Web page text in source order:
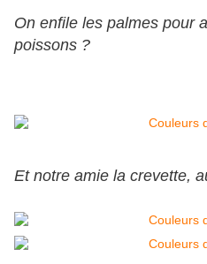
On enfile les palmes pour
poissons ?
Et notre amie la crevette,